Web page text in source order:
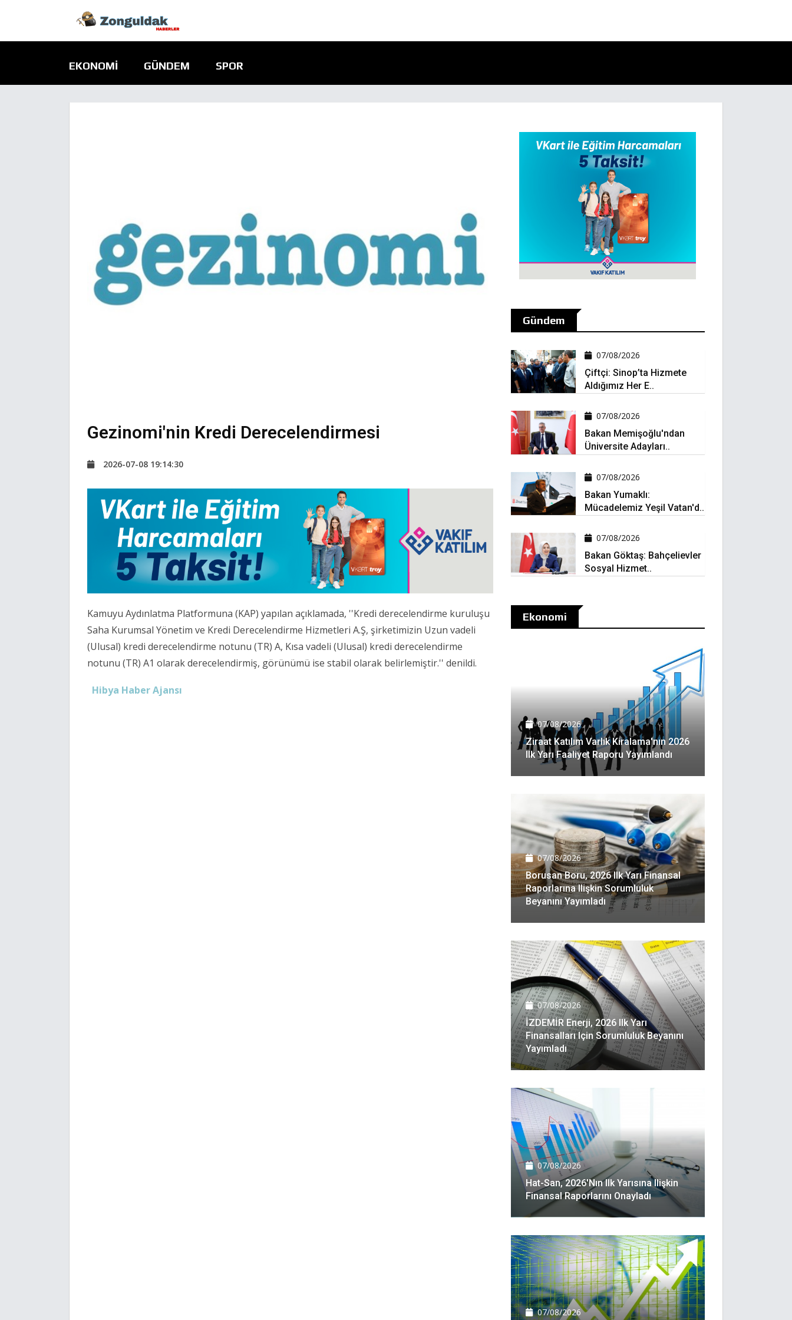
EKONOMI GÜNDEM SPOR
Gezinomi'nin Kredi Derecelendirmesi
2026-07-08 19:14:30
Kamuyu Aydınlatma Platformuna (KAP) yapılan açıklamada, ''Kredi derecelendirme kuruluşu
Saha Kurumsal Yönetim ve Kredi Derecelendirme Hizmetleri A.Ş, şirketimizin Uzun vadeli
(Ulusal) kredi derecelendirme notunu (TR) A, Kısa vadeli (Ulusal) kredi derecelendirme
notunu (TR) A1 olarak derecelendirmiş, görünümü ise stabil olarak belirlemiştir.'' denildi.
Hibya Haber Ajansı
Gündem
07/08/2026
Çiftçi: Sinop’ta Hizmete
Aldığımız Her E..
07/08/2026
Bakan Memişoğlu'ndan
Üniversite Adayları..
07/08/2026
Bakan Yumaklı:
Mücadelemiz Yeşil Vatan'd..
07/08/2026
Bakan Göktaş: Bahçelievler
Sosyal Hizmet..
Ekonomi
07/08/2026
Ziraat Katılım Varlık Kiralama'nın 2026
Ilk Yarı Faaliyet Raporu Yayımlandı
07/08/2026
Borusan Boru, 2026 Ilk Yarı Finansal
Raporlarına Ilişkin Sorumluluk
Beyanını Yayımladı
07/08/2026
İZDEMİR Enerji, 2026 Ilk Yarı
Finansalları Için Sorumluluk Beyanını
Yayımladı
07/08/2026
Hat-San, 2026'nın Ilk Yarısına Ilişkin
Finansal Raporlarını Onayladı
07/08/2026